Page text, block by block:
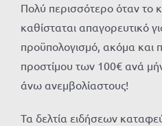
Πολύ περισσότερο όταν το
καθίσταται απαγορευτικό
προϋπολογισμό, ακόμα και
προστίμου των 100€ ανά
άνω ανεμβολίαστους!
Τα δελτία ειδήσεων